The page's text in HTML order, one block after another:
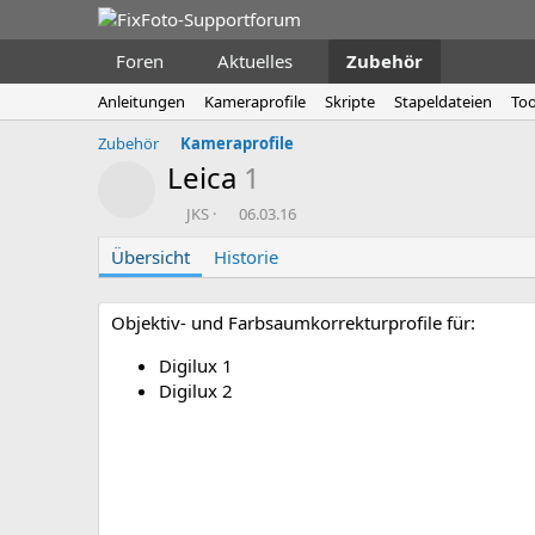
Foren Aktuelles Zubehör
Anleitungen Kameraprofile Skripte Stapeldateien
Zubehör
Kameraprofile
Ressourcen-Icon
Leica 1
A
t
o
r
JKS
D
t
u
m
E
06.03.16
Übersicht Historie
Objektiv- und Farbsaumkorrekturprofile für:
Digilux 1
Digilux 2